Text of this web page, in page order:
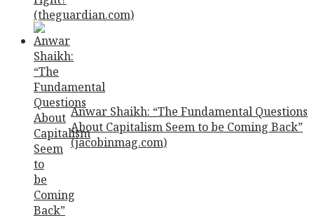
Anwar Shaikh: “The Fundamental Questions
About Capitalism Seem to be Coming Back”
(jacobinmag.com)